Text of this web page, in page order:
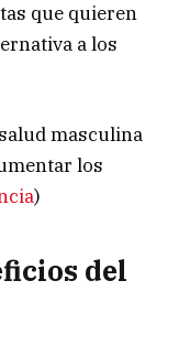
que quieren
a los
masculina
los
)
del